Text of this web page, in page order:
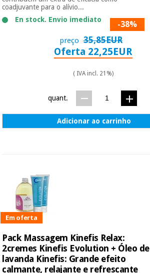
coadjuvante para o alívio...
En stock. Envio imediato
-38%
preço 35,85EUR
Oferta 22,25EUR
( IVA incl. 21%)
quant.
Adicionar ao carrinho
Em oferta
Pack Massagem Kinefis Relax:
2cremes Kinefis Evolution + Óleo de
lavanda Kinefis: Grande efeito
calmante, relajante e refrescante